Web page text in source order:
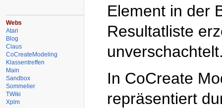
Element in der
Resultatliste
In CoCreate
repräsentiert
Webs
Atari
Blog
Claus
CoCreateModeling
Klassentreffen
Main
Sandbox
Sommelier
TWiki
Xplm